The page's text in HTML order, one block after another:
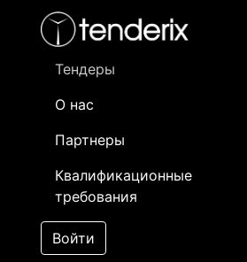
Тендеры
О нас
Партнеры
Квалификационные
требования
Войти
- активный лот
- сохраненный лот (не
Закупка: Лист хк 1.5
[Завершен]
Лот №:
АУКЦИОН (покупка
товара)